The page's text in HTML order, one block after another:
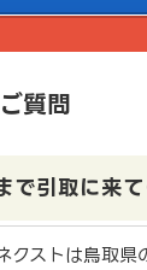
質問
で引取に来
クストは鳥取県